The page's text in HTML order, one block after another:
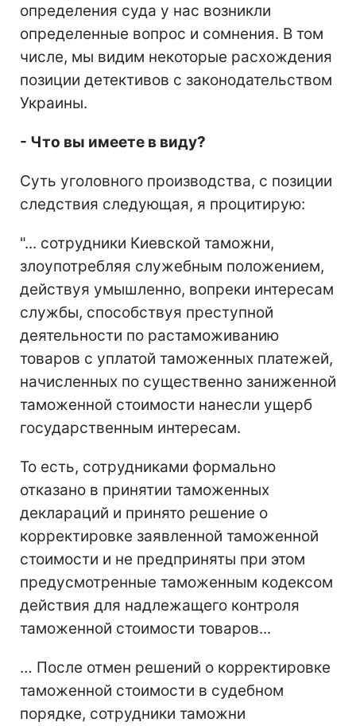
определения суда у нас возникли
определенные вопрос и сомнения. В том
числе, мы видим некоторые расхождения
позиции детективов с законодательством
Украины.
- Что вы имеете в виду?
Суть уголовного производства, с позиции
следствия следующая, я процитирую:
"... сотрудники Киевской таможни,
злоупотребляя служебным положением,
действуя умышленно, вопреки интересам
службы, способствуя преступной
деятельности по растаможиванию
товаров с уплатой таможенных платежей,
начисленных по существенно заниженной
таможенной стоимости нанесли ущерб
государственным интересам.
То есть, сотрудниками формально
отказано в принятии таможенных
деклараций и принято решение о
корректировке заявленной таможенной
стоимости и не предприняты при этом
предусмотренные таможенным кодексом
действия для надлежащего контроля
таможенной стоимости товаров...
… После отмен решений о корректировке
таможенной стоимости в судебном
порядке, сотрудники таможни